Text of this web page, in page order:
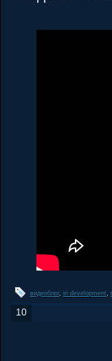
видеоблог, in development
10